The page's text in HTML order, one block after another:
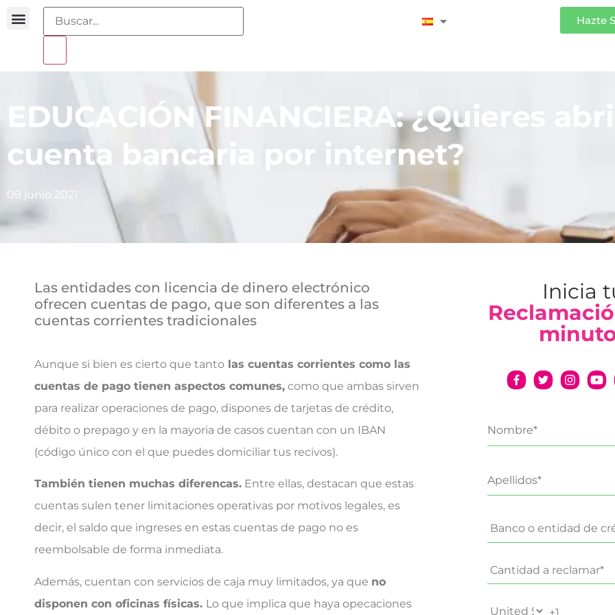
Hazte
EDUCACIÓN FINANCIERA: ¿Quieres
cuenta bancaria por internet?
09 junio 2021
Las entidades con licencia de dinero electrónico
ofrecen cuentas de pago, que son diferentes a las
cuentas corrientes tradicionales
Aunque si bien es cierto que tanto las cuentas corrientes como las
cuentas de pago tienen aspectos comunes, como que ambas sirven
para realizar operaciones de pago, dispones de tarjetas de crédito,
débito o prepago y en la mayoria de casos cuentan con un IBAN
(código único con el que puedes domiciliar tus recivos).
También tienen muchas diferencas. Entre ellas, destacan que estas
cuentas sulen tener limitaciones operativas por motivos legales, es
decir, el saldo que ingreses en estas cuentas de pago no es
reembolsable de forma inmediata.
Además, cuentan con servicios de caja muy limitados, ya que no
disponen con oficinas físicas. Lo que implica que haya opecaciones
Inicia